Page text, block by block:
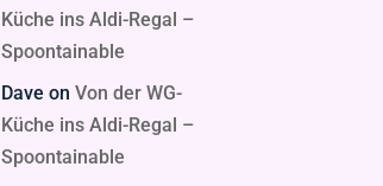
Küche ins Aldi-Regal –
Spoontainable
Dave onVon der WG-
Küche ins Aldi-Regal –
Spoontainable